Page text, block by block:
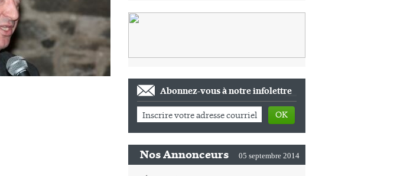
Abonnez-vous à notre infolettre
OK
Nos Annonceurs 05 septembre 2014